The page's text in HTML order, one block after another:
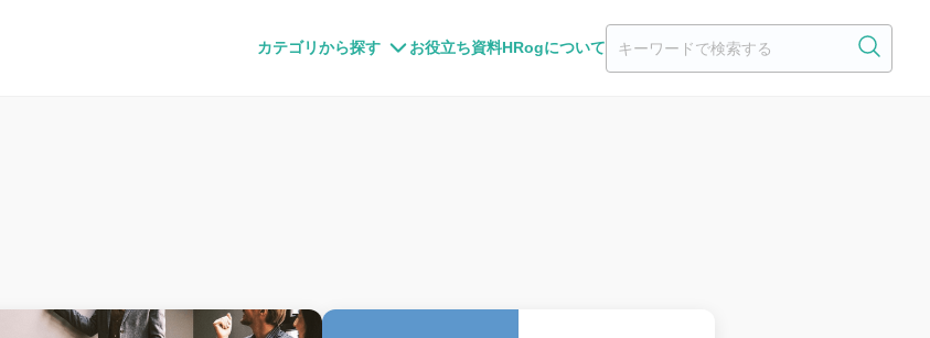
カテゴリから探す お役立ち資料HRogについて
ア